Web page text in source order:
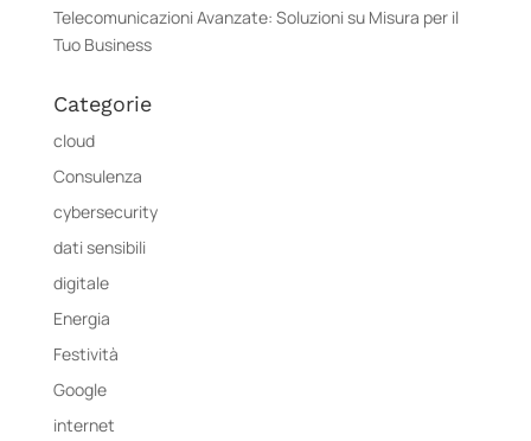
Telecomunicazioni Avanzate: Soluzioni su Misura per il
Tuo Business
Categorie
cloud
Consulenza
cybersecurity
dati sensibili
digitale
Energia
Festività
Google
internet